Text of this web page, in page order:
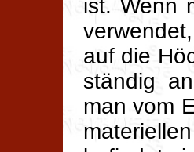
ist. Wenn
auf die
ständig
man vom